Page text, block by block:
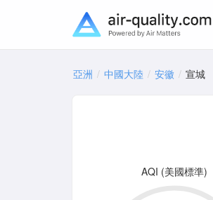
亞洲 中國大陸 安徽 宣城
AQI (美國標準)